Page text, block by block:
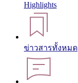
Highlights
ข่าวสารทั้งหมด